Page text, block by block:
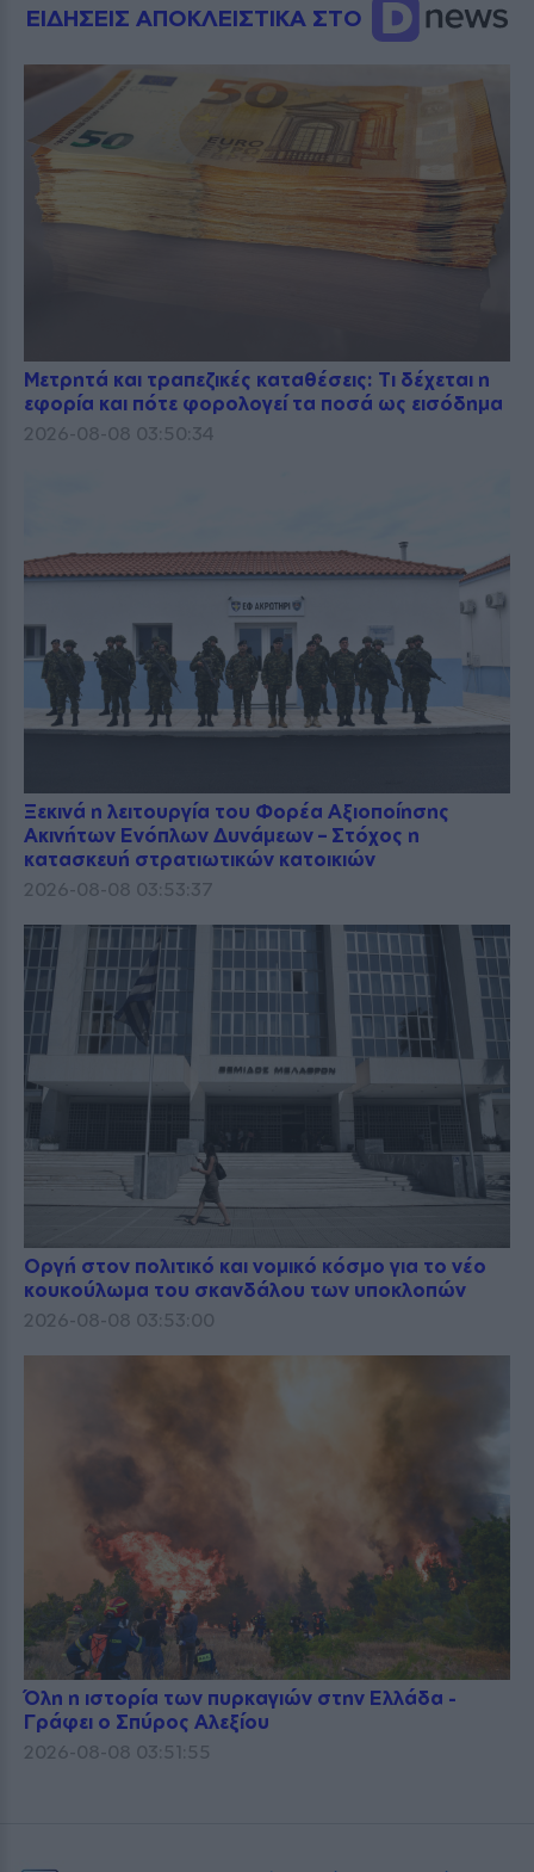
ΕΙΔΗΣΕΙΣ ΑΠΟΚΛΕΙΣΤΙΚΑ ΣΤΟ
Μετρητά και τραπεζικές καταθέσεις: Τι δέχεται η
εφορία και πότε φορολογεί τα ποσά ως εισόδημα
2026-08-08 03:50:34
Ξεκινά η λειτουργία του Φορέα Αξιοποίησης
Ακινήτων Ενόπλων Δυνάμεων – Στόχος η
κατασκευή στρατιωτικών κατοικιών
2026-08-08 03:53:37
Οργή στον πολιτικό και νομικό κόσμο για το νέο
κουκούλωμα του σκανδάλου των υποκλοπών
2026-08-08 03:53:00
Όλη η ιστορία των πυρκαγιών στην Ελλάδα -
Γράφει ο Σπύρος Αλεξίου
2026-08-08 03:51:55